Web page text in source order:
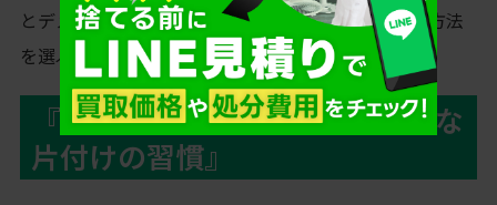
とデメリットを理解し、自分の状況に合った最適な方法
を選ぶことが、スムーズな処分につながります。
『ゴミ屋敷を防ぐための日常的な
片付けの習慣』